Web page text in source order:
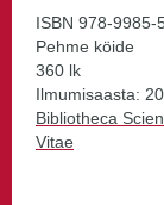
ISBN 978-9985-
Pehme köide
360 lk
Ilmumisaasta:
Bibliotheca
Vitae